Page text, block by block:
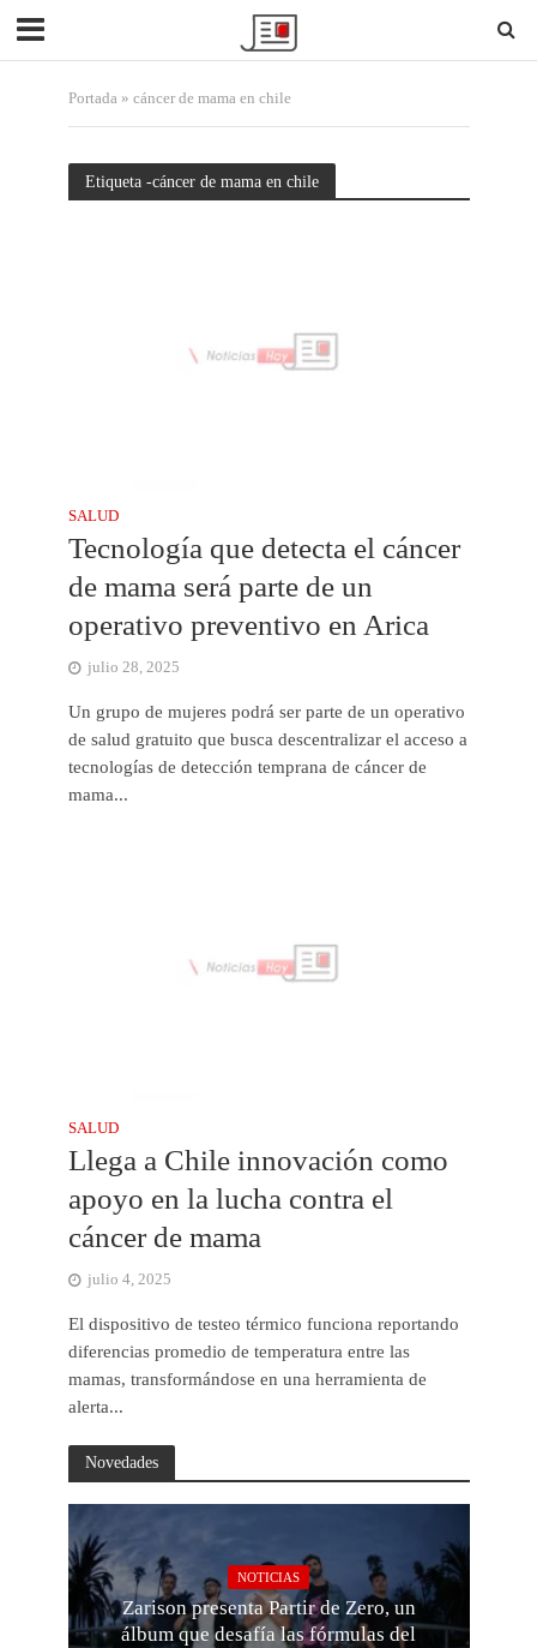
Portada» cáncer de mama en chile
Etiqueta -cáncer de mama en chile
SALUD
Tecnología que detecta el cáncer
de mama será parte de un
operativo preventivo en Arica
julio 28, 2025
Un grupo de mujeres podrá ser parte de un operativo
de salud gratuito que busca descentralizar el acceso a
tecnologías de detección temprana de cáncer de
mama...
SALUD
Llega a Chile innovación como
apoyo en la lucha contra el
cáncer de mama
julio 4, 2025
El dispositivo de testeo térmico funciona reportando
diferencias promedio de temperatura entre las
mamas, transformándose en una herramienta de
alerta...
Novedades
NOTICIAS
Zarison presenta Partir de Zero, un
álbum que desafía las fórmulas del